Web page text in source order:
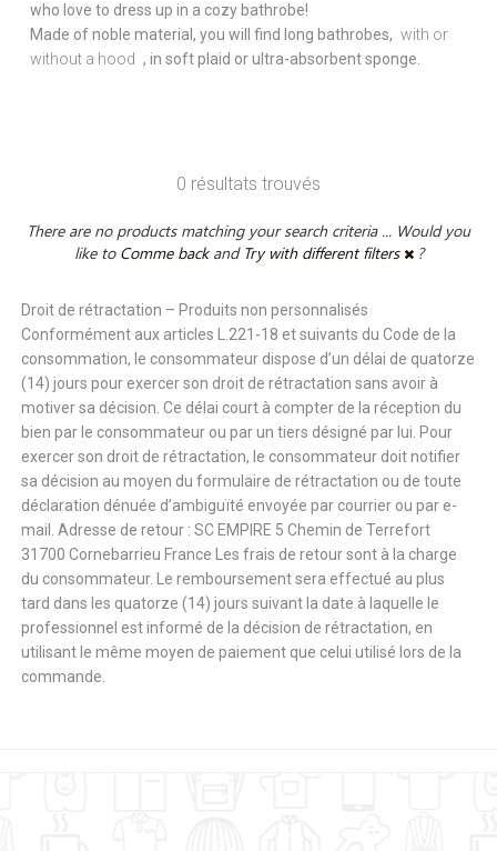
who love to dress up in a cozy bathrobe!
Made of noble material, you will find long bathrobes, with or
without a hood , in soft plaid or ultra-absorbent sponge.
0 résultats trouvés
There are no products matching your search criteria ... Would you
like to Comme back and Try with different filters ?
Droit de rétractation – Produits non personnalisés
Conformément aux articles L.221-18 et suivants du Code de la
consommation, le consommateur dispose d’un délai de quatorze
(14) jours pour exercer son droit de rétractation sans avoir à
motiver sa décision. Ce délai court à compter de la réception du
bien par le consommateur ou par un tiers désigné par lui. Pour
exercer son droit de rétractation, le consommateur doit notifier
sa décision au moyen du formulaire de rétractation ou de toute
déclaration dénuée d’ambiguïté envoyée par courrier ou par e-
mail. Adresse de retour : SC EMPIRE 5 Chemin de Terrefort
31700 Cornebarrieu France Les frais de retour sont à la charge
du consommateur. Le remboursement sera effectué au plus
tard dans les quatorze (14) jours suivant la date à laquelle le
professionnel est informé de la décision de rétractation, en
utilisant le même moyen de paiement que celui utilisé lors de la
commande.